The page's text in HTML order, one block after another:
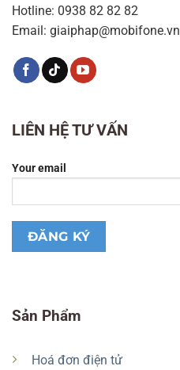
Hotline: 0938 82 82 82
Email: giaiphap@mobifone.vn
Sản Phẩm
Hoá đơn điện tử
LIÊN HỆ TƯ VẤN
Your email